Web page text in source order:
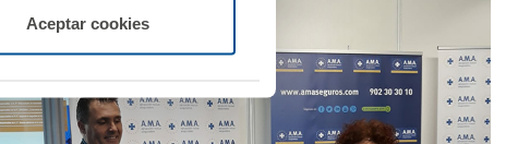
Aceptar cookies